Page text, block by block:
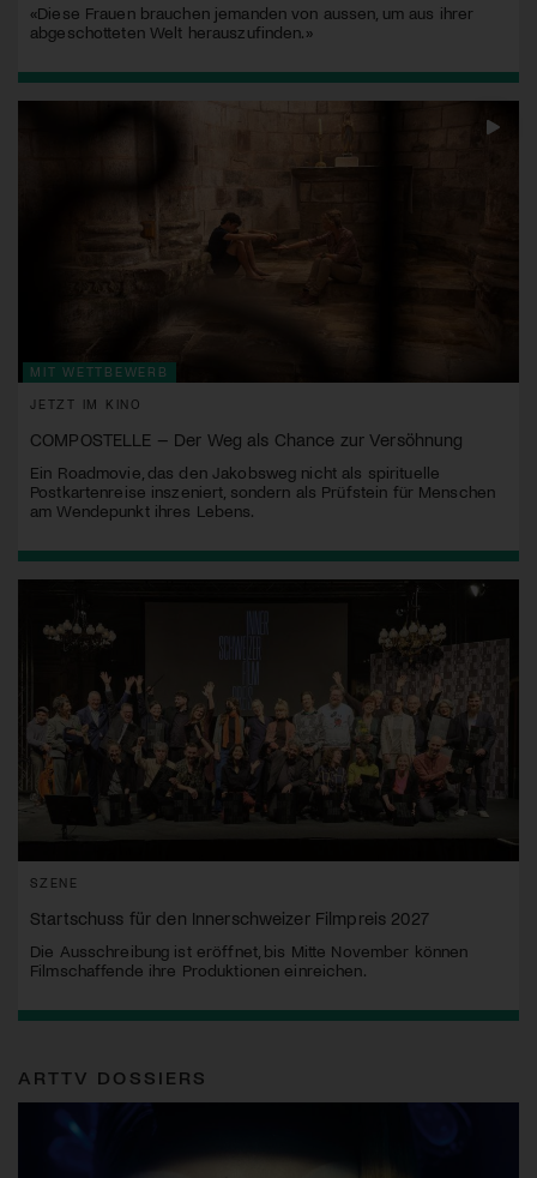
«Diese Frauen brauchen jemanden von aussen, um aus ihrer
abgeschotteten Welt herauszufinden.»
MIT WETTBEWERB
JETZT IM KINO
COMPOSTELLE – Der Weg als Chance zur Versöhnung
Ein Roadmovie, das den Jakobsweg nicht als spirituelle
Postkartenreise inszeniert, sondern als Prüfstein für Menschen
am Wendepunkt ihres Lebens.
SZENE
Startschuss für den Innerschweizer Filmpreis 2027
Die Ausschreibung ist eröffnet, bis Mitte November können
Filmschaffende ihre Produktionen einreichen.
ARTTV DOSSIERS